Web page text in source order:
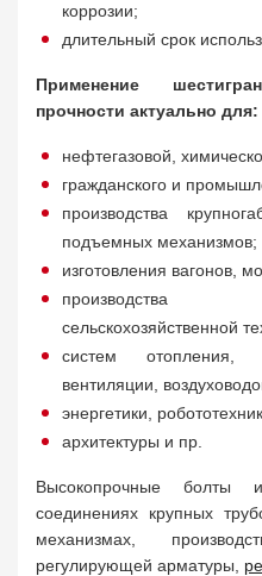
коррозии;
длительный срок
Применение
прочности актуально для:
нефтегазовой,
гражданского и
производства
подъемных механизмов;
изготовления вагонов,
производства
сельскохозяйственной
систем отопления,
вентиляции,
энергетики,
архитектуры и пр.
Высокопрочные болты
соединениях крупных
механизмах,
регулирующей арматуры,